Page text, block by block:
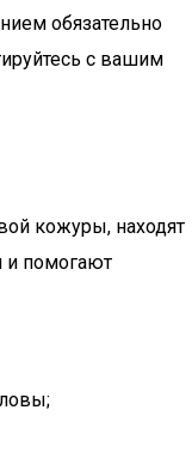
обязательно
с вашим
кожуры, находят
и помогают